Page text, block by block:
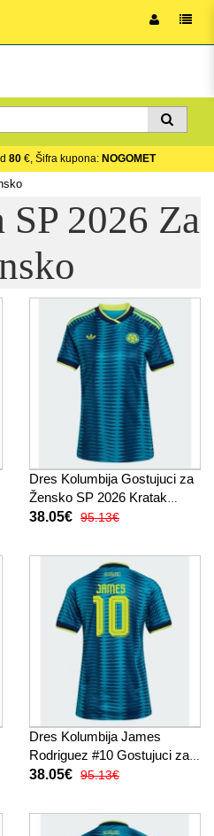
80 €, Šifra kupona: NOGOMET
2026 Za
Dres Kolumbija Gostujuci za
Žensko SP 2026 Kratak
Rukav
38.05€ 95.13€
Dres Kolumbija James
Rodriguez #10 Gostujuci za
Žensko SP 2026 Kratak
38.05€ 95.13€